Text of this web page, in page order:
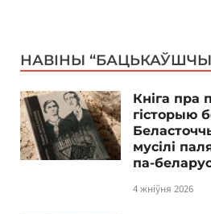
НАВІНЫ
Кніга пра
гісторыю
мусілі
па-
4 жніўня 2026